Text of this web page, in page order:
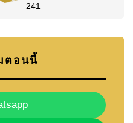
241
ตอนนี้